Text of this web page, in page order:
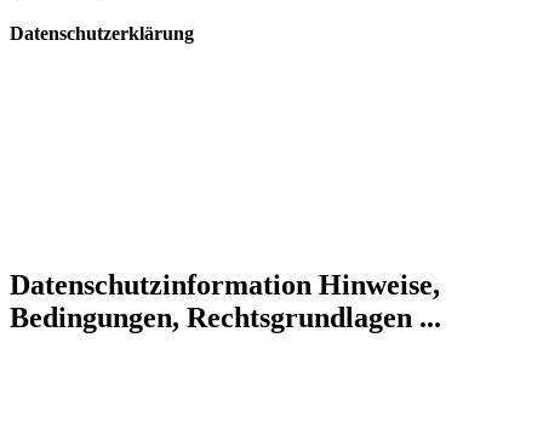
Datenschutzerklärung
Datenschutzinformation Hinweise,
Bedingungen, Rechtsgrundlagen ...